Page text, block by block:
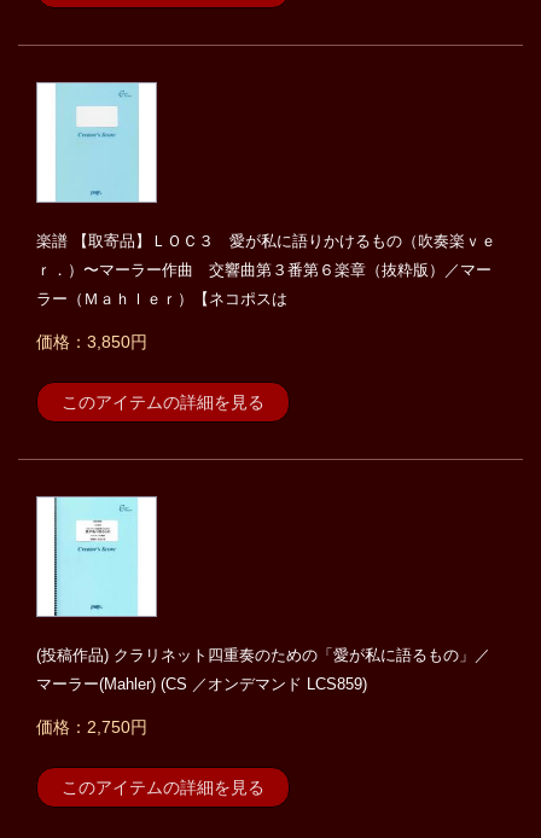
楽譜 【取寄品】ＬＯＣ３ 愛が私に語りかけるもの（吹奏楽ｖｅ
ｒ．）〜マーラー作曲 交響曲第３番第６楽章（抜粋版）／マー
ラー（Ｍａｈｌｅｒ）【ネコポスは
価格：3,850円
このアイテムの詳細を見る
(投稿作品) クラリネット四重奏のための「愛が私に語るもの」／
マーラー(Mahler) (CS ／オンデマンド LCS859)
価格：2,750円
このアイテムの詳細を見る